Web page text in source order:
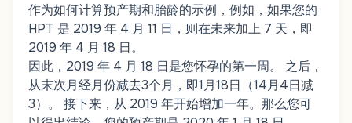
作为如何计算预产期和胎龄的示例，例如，如果您的
HPT 是 2019 年 4 月 11 日，则在未来加上 7 天，即
2019 年 4 月 18 日。
因此，2019 年 4 月 18 日是您怀孕的第一周。 之后，
从末次月经月份减去3个月，即1月18日（14月4日减
3）。 接下来，从 2019 年开始增加一年。那么您可